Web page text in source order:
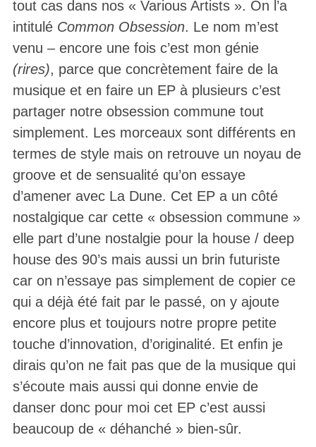
tout cas dans nos « Various Artists ». On l’a
intitulé Common Obsession. Le nom m’est
venu – encore une fois c’est mon génie
(rires), parce que concrètement faire de la
musique et en faire un EP à plusieurs c’est
partager notre obsession commune tout
simplement. Les morceaux sont différents en
termes de style mais on retrouve un noyau de
groove et de sensualité qu’on essaye
d’amener avec La Dune. Cet EP a un côté
nostalgique car cette « obsession commune »
elle part d’une nostalgie pour la house / deep
house des 90’s mais aussi un brin futuriste
car on n’essaye pas simplement de copier ce
qui a déjà été fait par le passé, on y ajoute
encore plus et toujours notre propre petite
touche d’innovation, d’originalité. Et enfin je
dirais qu’on ne fait pas que de la musique qui
s’écoute mais aussi qui donne envie de
danser donc pour moi cet EP c’est aussi
beaucoup de « déhanché » bien-sûr.